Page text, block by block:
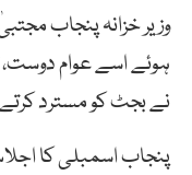
وزیر خزانہ پنجاب
ہوئے اسے عوام دوست،
نے بجٹ کو مسترد کرتے
پنجاب اسمبلی کا